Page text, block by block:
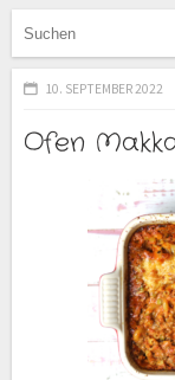
10. SEPTEMBER 2022
Ofen